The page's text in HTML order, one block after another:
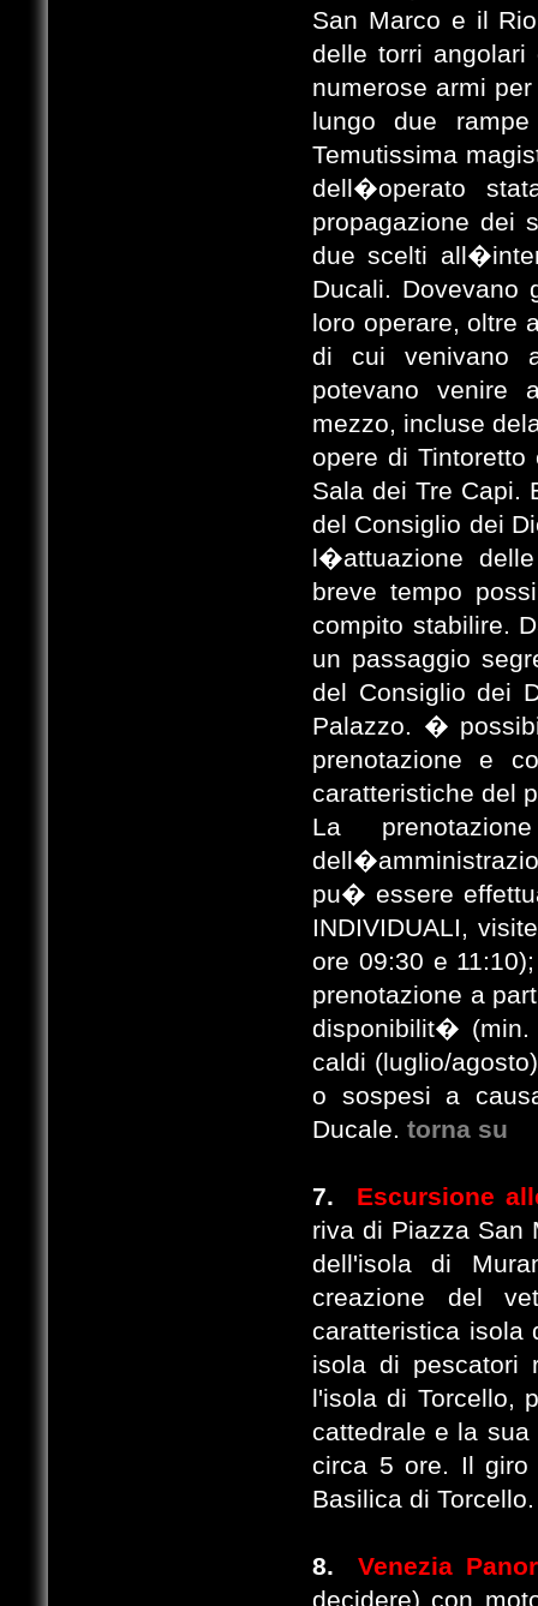
San Marco e il
delle torri
numerose armi
lungo due
Temutissima
dell�operato
propagazione dei
due scelti
Ducali. Dovevano
loro operare, oltre
di cui venivano
potevano venire
mezzo, incluse
opere di
Sala dei Tre Capi.
del Consiglio dei
l�attuazione
breve tempo
compito stabilire.
un passaggio
del Consiglio dei
Palazzo. �
prenotazione e
caratteristiche del
La
pu� essere
INDIVIDUALI,
ore 09:30 e
prenotazione a
disponibilit�
caldi (luglio/
o sospesi a
Ducale. torna su
7. Escursione
riva di Piazza San
dell'isola di
creazione del
caratteristica isola
isola di pescatori
l'isola di Torcello,
cattedrale e la
circa 5 ore. Il giro
Basilica di
8.Venezia
decidere) con